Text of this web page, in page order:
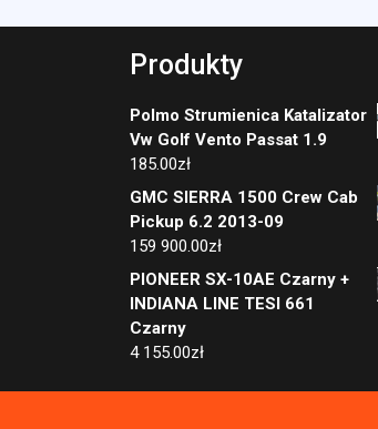
Produkty
Polmo Strumienica Katalizator
Vw Golf Vento Passat 1.9
185.00zł
GMC SIERRA 1500 Crew Cab
Pickup 6.2 2013-09
159 900.00zł
PIONEER SX-10AE Czarny +
INDIANA LINE TESI 661
Czarny
4 155.00zł